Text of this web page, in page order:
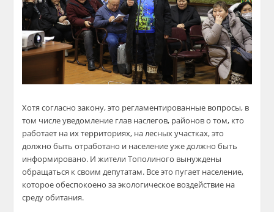
Хотя согласно закону, это регламентированные вопросы, в
том числе уведомление глав наслегов, районов о том, кто
работает на их территориях, на лесных участках, это
должно быть отработано и население уже должно быть
информировано. И жители Тополиного вынуждены
обращаться к своим депутатам. Все это пугает население,
которое обеспокоено за экологическое воздействие на
среду обитания.